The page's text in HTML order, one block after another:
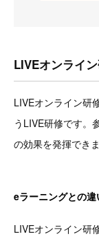
LIVEオンライ
LIVEオンライン研
うLIVE研修です。
の効果を発揮できま
eラーニングとの違
LIVEオンライン研